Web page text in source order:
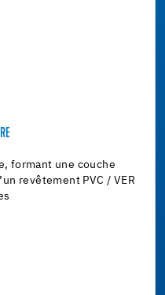
formant une couche
revêtement PVC / VER